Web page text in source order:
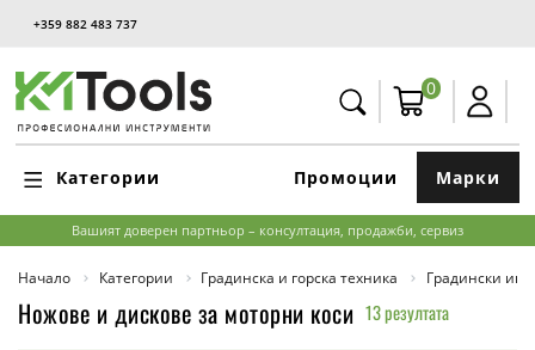
+359 882 483 737
0
Категории Марки
Промоции
Вашият доверен партньор – консултация, продажби, сервиз
Начало Категории Градинска и горска техника Градински
Ножове и дискове за моторни коси 13 резултата